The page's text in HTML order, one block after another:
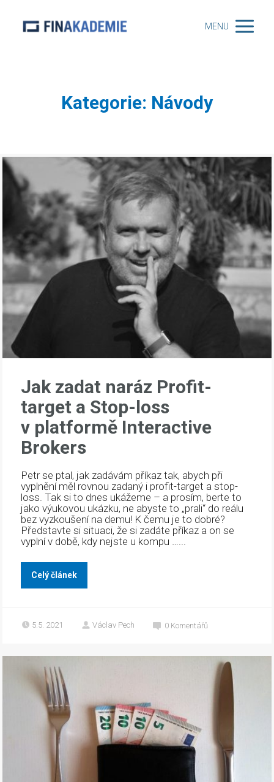
MENU
Kategorie: Návody
Jak zadat naráz Profit-
target a Stop-loss
v platformě Interactive
Brokers
Petr se ptal, jak zadávám příkaz tak, abych při
vyplnění měl rovnou zadaný i profit-target a stop-
loss. Tak si to dnes ukážeme – a prosím, berte to
jako výukovou ukázku, ne abyste to „prali“ do reálu
bez vyzkoušení na demu! K čemu je to dobré?
Představte si situaci, že si zadáte příkaz a on se
vyplní v době, kdy nejste u kompu …...
Celý článek
5.5. 2021 Václav Pech 0 Komentářů